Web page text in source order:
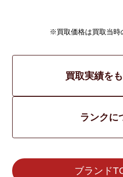
※買取価格は買取当時
買取実績を
ランクに
ブランド